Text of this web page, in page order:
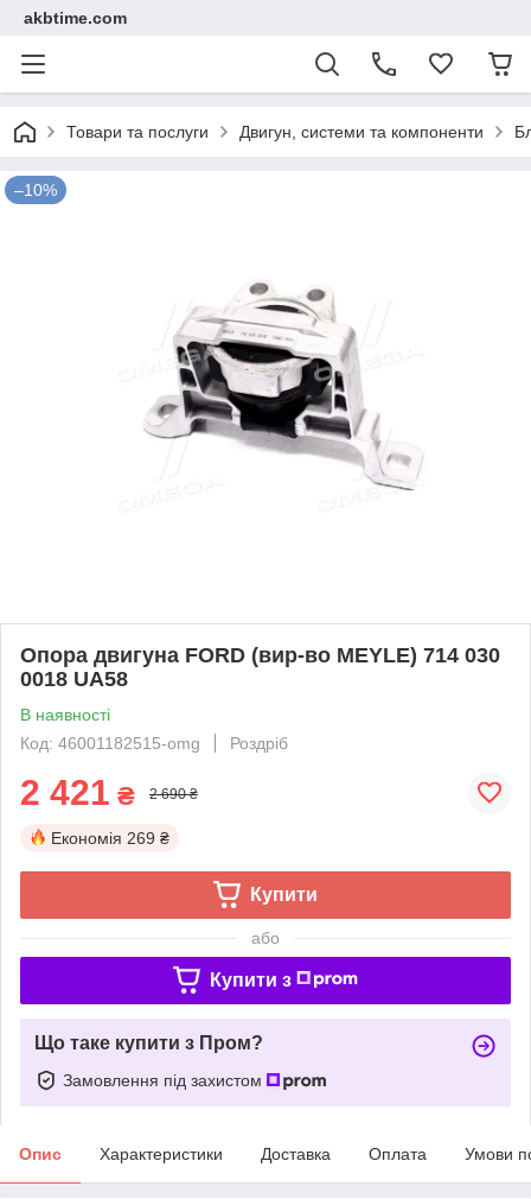
akbtime.com
Товари та послуги Двигун, системи та компоненти
–10%
Опора двигуна FORD (вир-во MEYLE) 714 030
0018 UA58
В наявності
Код: 46001182515-omg
Роздріб
2 421 ₴ 2 690 ₴
Економія 269 ₴
Купити
або
Купити з
Що таке купити з Пром?
Замовлення під захистом
Опис Характеристики Доставка Оплата Умови